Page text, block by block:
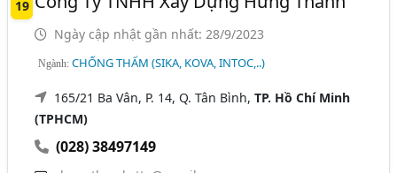
19
Ngày cập nhật gần nhất: 28/9/2023
Ngành:CHỐNG THẤM (SIKA, KOVA, INTOC,..)
165/21 Ba Vân, P. 14, Q. Tân Bình,TP. Hồ Chí Minh
(TPHCM)
(028) 38497149